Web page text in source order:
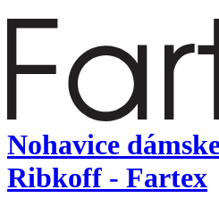
Nohavice
Ribkoff - Fartex